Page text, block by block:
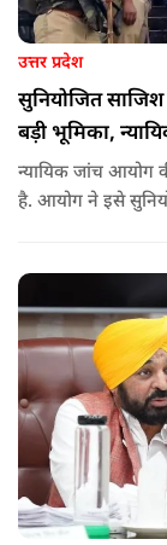
उत्तर प्रदेश
सुनियोजित
बड़ी भूमिका,
न्यायिक जांच आयोग
है. आयोग ने इसे